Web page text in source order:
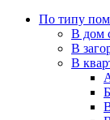
По типу
В дом
В
В